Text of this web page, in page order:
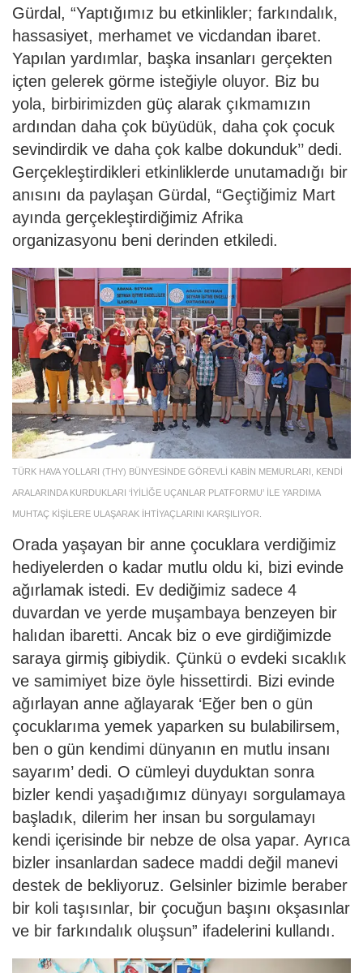
Gürdal, “Yaptığımız bu etkinlikler; farkındalık,
hassasiyet, merhamet ve vicdandan ibaret.
Yapılan yardımlar, başka insanları gerçekten
içten gelerek görme isteğiyle oluyor. Biz bu
yola, birbirimizden güç alarak çıkmamızın
ardından daha çok büyüdük, daha çok çocuk
sevindirdik ve daha çok kalbe dokunduk’’ dedi.
Gerçekleştirdikleri etkinliklerde unutamadığı bir
anısını da paylaşan Gürdal, “Geçtiğimiz Mart
ayında gerçekleştirdiğimiz Afrika
organizasyonu beni derinden etkiledi.
TÜRK HAVA YOLLARI (THY) BÜNYESİNDE GÖREVLİ KABİN MEMURLARI, KENDİ
ARALARINDA KURDUKLARI ‘İYİLİĞE UÇANLAR PLATFORMU’ İLE YARDIMA
MUHTAÇ KİŞİLERE ULAŞARAK İHTİYAÇLARINI KARŞILIYOR.
Orada yaşayan bir anne çocuklara verdiğimiz
hediyelerden o kadar mutlu oldu ki, bizi evinde
ağırlamak istedi. Ev dediğimiz sadece 4
duvardan ve yerde muşambaya benzeyen bir
halıdan ibaretti. Ancak biz o eve girdiğimizde
saraya girmiş gibiydik. Çünkü o evdeki sıcaklık
ve samimiyet bize öyle hissettirdi. Bizi evinde
ağırlayan anne ağlayarak ‘Eğer ben o gün
çocuklarıma yemek yaparken su bulabilirsem,
ben o gün kendimi dünyanın en mutlu insanı
sayarım’ dedi. O cümleyi duyduktan sonra
bizler kendi yaşadığımız dünyayı sorgulamaya
başladık, dilerim her insan bu sorgulamayı
kendi içerisinde bir nebze de olsa yapar. Ayrıca
bizler insanlardan sadece maddi değil manevi
destek de bekliyoruz. Gelsinler bizimle beraber
bir koli taşısınlar, bir çocuğun başını okşasınlar
ve bir farkındalık oluşsun” ifadelerini kullandı.